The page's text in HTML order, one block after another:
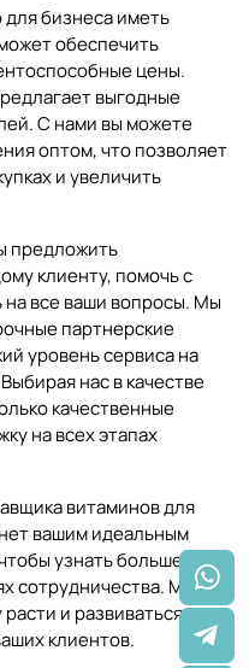
бизнеса иметь
обеспечить
цены.
выгодные
С нами вы можете
оптом, что позволяет
и увеличить
предложить
клиенту, помочь с
все ваши вопросы. Мы
партнерские
уровень сервиса на
нас в качестве
качественные
на всех этапах
витаминов для
вашим идеальным
узнать больше о
сотрудничества. Мы
и развиваться,
клиентов.